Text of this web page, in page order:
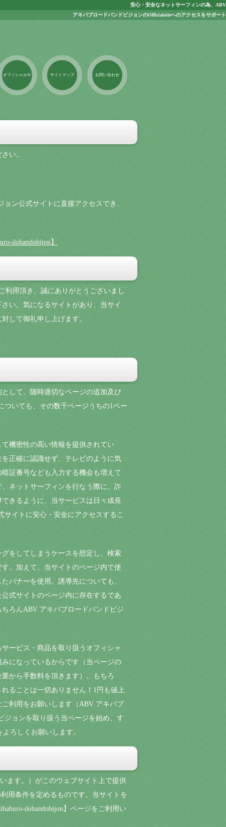
安心・安全なネットサーフィンの為、ABV
アキバブロードバンドビジョンのOfficialsiteへのアクセスをサポート
オフィシャルサ サイトマップ お問い合わせ
い。
ン公式サイトに直接アクセスでき、
dobandobijon】
利用頂き、誠にありがとうございまし
い。気になるサイトがあり、当サイ
して御礼申し上げます。
して、随時適切なページの追加及び
いても、その数千ページうちの1ペー
機密性の高い情報を提供されてい
正確に認識せず、テレビのように気
証番号なども入力する機会も増えて
ネットサーフィンを行なう際に、詐
きるように、当サービスは日々成長
サイトに安心・安全にアクセスするこ
をしてしまうケースを想定し、検索
。加えて、当サイトのページ内で使
バナーを使用。誘導先についても、
式サイトのページ内に存在するであ
ろんABV アキバブロードバンドビジ
ービス・商品を取り扱うオフィシャ
になっているからです（当ページの
から手数料を頂きます）。もちろ
ることは一切ありません！1円も値上
利用をお願いします（ABV アキバブ
ジョンを取り扱う当ページを始め、す
ろしくお願いします。
ます。）がこのウェブサイト上で提供
用条件を定めるものです。当サイトを
dobandobijon】ページをご利用い